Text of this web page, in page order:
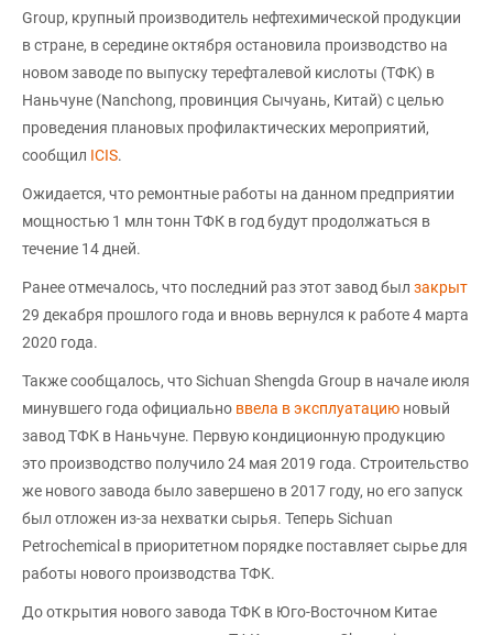
Group, крупный производитель нефтехимической продукции
в стране, в середине октября остановила производство на
новом заводе по выпуску терефталевой кислоты (ТФК) в
Наньчуне (Nanchong, провинция Сычуань, Китай) с целью
проведения плановых профилактических мероприятий,
сообщил ICIS.
Ожидается, что ремонтные работы на данном предприятии
мощностью 1 млн тонн ТФК в год будут продолжаться в
течение 14 дней.
Ранее отмечалось, что последний раз этот завод был закрыт
29 декабря прошлого года и вновь вернулся к работе 4 марта
2020 года.
Также сообщалось, что Sichuan Shengda Group в начале июля
минувшего года официально ввела в эксплуатацию новый
завод ТФК в Наньчуне. Первую кондиционную продукцию
это производство получило 24 мая 2019 года. Строительство
же нового завода было завершено в 2017 году, но его запуск
был отложен из-за нехватки сырья. Теперь Sichuan
Petrochemical в приоритетном порядке поставляет сырье для
работы нового производства ТФК.
До открытия нового завода ТФК в Юго-Восточном Китае